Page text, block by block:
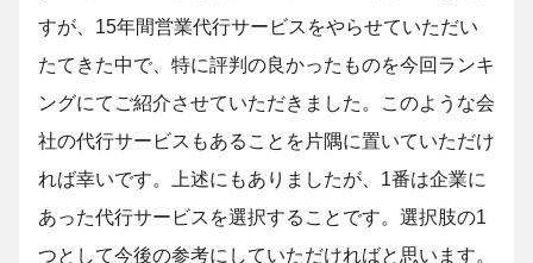
すが、15年間営業代行サービスをやらせていただい
たてきた中で、特に評判の良かったものを今回ランキ
ングにてご紹介させていただきました。このような会
社の代行サービスもあることを片隅に置いていただけ
れば幸いです。上述にもありましたが、1番は企業に
あった代行サービスを選択することです。選択肢の1
つとして今後の参考にしていただければと思います。